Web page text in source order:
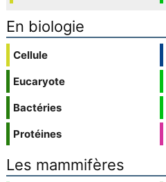
En biologie
Cellule
Eucaryote
Bactéries
Protéines
Les mammifères